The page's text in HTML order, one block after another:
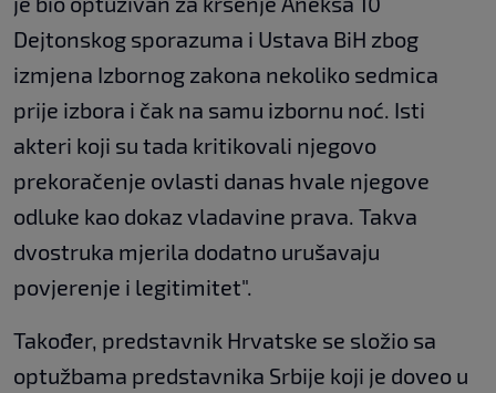
Dejtonskog sporazuma i Ustava BiH zbog
izmjena Izbornog zakona nekoliko sedmica
prije izbora i čak na samu izbornu noć. Isti
akteri koji su tada kritikovali njegovo
prekoračenje ovlasti danas hvale njegove
odluke kao dokaz vladavine prava. Takva
dvostruka mjerila dodatno urušavaju
povjerenje i legitimitet".
Također, predstavnik Hrvatske se složio sa
optužbama predstavnika Srbije koji je doveo u